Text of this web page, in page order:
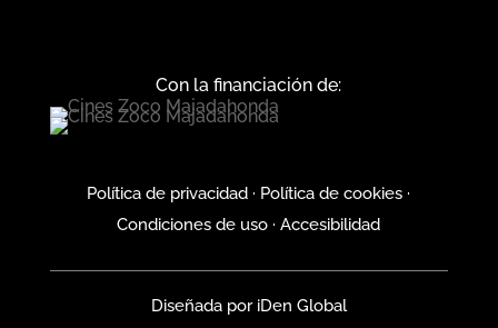
Con la financiación de:
Política de privacidad · Política de cookies ·
Condiciones de uso ·Accesibilidad
Diseñada poriDen Global